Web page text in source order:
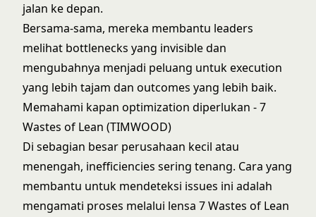
jalan ke depan.
Bersama-sama, mereka membantu leaders
melihat bottlenecks yang invisible dan
mengubahnya menjadi peluang untuk execution
yang lebih tajam dan outcomes yang lebih baik.
Memahami kapan optimization diperlukan - 7
Wastes of Lean (TIMWOOD)
Di sebagian besar perusahaan kecil atau
menengah, inefficiencies sering tenang. Cara yang
membantu untuk mendeteksi issues ini adalah
mengamati proses melalui lensa 7 Wastes of Lean